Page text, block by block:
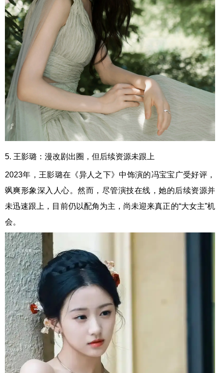
5. 王影璐：漫改剧出圈，但后续资源未跟上
2023年，王影璐在《异人之下》中饰演的冯宝宝广受好评，
飒爽形象深入人心。然而，尽管演技在线，她的后续资源并
未迅速跟上，目前仍以配角为主，尚未迎来真正的“大女主”机
会。